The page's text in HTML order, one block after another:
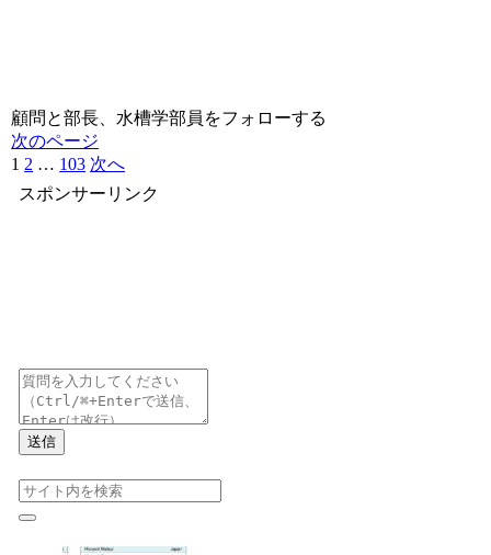
顧問と部長、水槽学部員をフォローする
次のページ
1 2 … 103 次へ
スポンサーリンク
送信